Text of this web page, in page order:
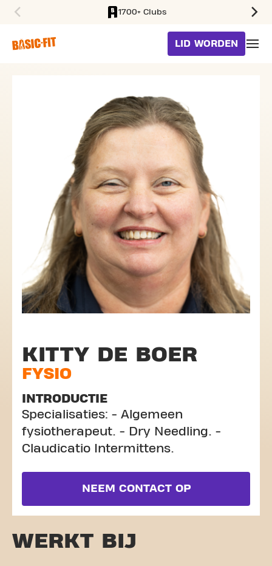
1700+ Clubs
LID WORDEN
KITTY DE BOER
FYSIO
INTRODUCTIE
Specialisaties: - Algemeen
fysiotherapeut. - Dry Needling. -
Claudicatio Intermittens.
NEEM CONTACT OP
WERKT BIJ